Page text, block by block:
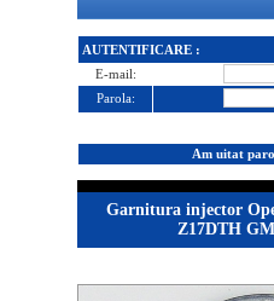
AUTENTIFICARE :
E-mail:
Parola:
Am uitat
Garnitura injector
Z17DTH GM